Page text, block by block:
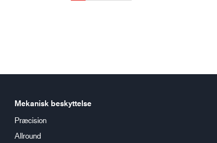
Mekanisk beskyttelse
Præcision
Allround